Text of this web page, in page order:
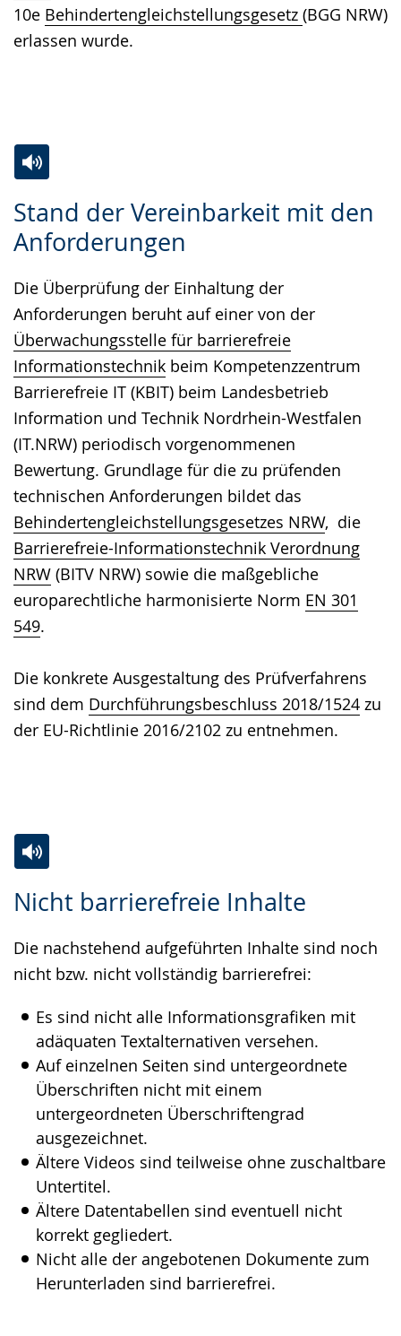
10e Behindertengleichstellungsgesetz (BGG NRW)
erlassen wurde.
Stand der Vereinbarkeit mit den
Anforderungen
Die Überprüfung der Einhaltung der
Anforderungen beruht auf einer von der
Überwachungsstelle für barrierefreie
Informationstechnik beim Kompetenzzentrum
Barrierefreie IT (KBIT) beim Landesbetrieb
Information und Technik Nordrhein-Westfalen
(IT.NRW) periodisch vorgenommenen
Bewertung. Grundlage für die zu prüfenden
technischen Anforderungen bildet das
Behindertengleichstellungsgesetzes NRW, die
Barrierefreie-Informationstechnik Verordnung
NRW (BITV NRW) sowie die maßgebliche
europarechtliche harmonisierte Norm EN 301
549.
Die konkrete Ausgestaltung des Prüfverfahrens
sind dem Durchführungsbeschluss 2018/1524 zu
der EU-Richtlinie 2016/2102 zu entnehmen.
Leichten
Sprache
Audio-
Unterstützung.
Video
in
Gebärdensprache
wird
angezeigt.
Nicht barrierefreie Inhalte
Die nachstehend aufgeführten Inhalte sind noch
nicht bzw. nicht vollständig barrierefrei:
Es sind nicht alle Informationsgrafiken mit
adäquaten Textalternativen versehen.
Auf einzelnen Seiten sind untergeordnete
Überschriften nicht mit einem
untergeordneten Überschriftengrad
ausgezeichnet.
Ältere Videos sind teilweise ohne zuschaltbare
Untertitel.
Ältere Datentabellen sind eventuell nicht
korrekt gegliedert.
Nicht alle der angebotenen Dokumente zum
Herunterladen sind barrierefrei.
Leichten
wechseln.
Audio-
Video
Deutscher
Gebärdensprache
wird
angezeigt.